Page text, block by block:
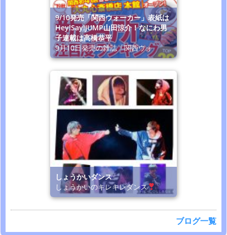
9/10発売「関西ウォーカー」表紙は
Hey!Say!JUMP山田涼介！なにわ男
子連載は高橋恭平
9月10日発売の雑誌「関西ウォ
しょうかいダンス
しょうかいのキレキレダンス
ブログ一覧